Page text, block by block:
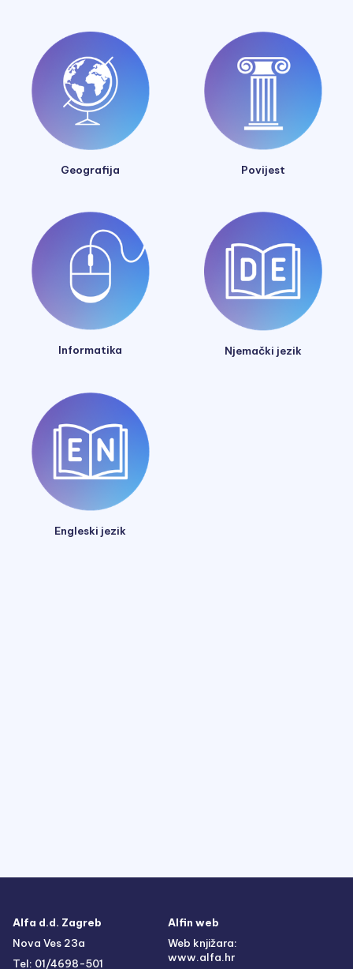
Geografija Povijest
Informatika Njemački jezik
Engleski jezik
Alfa d.d. Zagreb
Nova Ves 23a
Tel: 01/4698-501
Alfin web
Web knjižara:
www.alfa.hr